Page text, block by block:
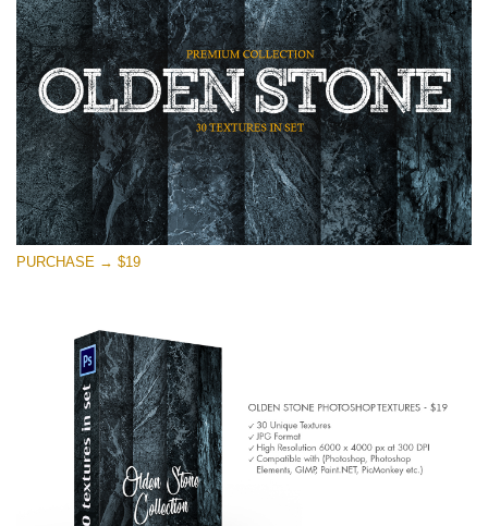
Olden Stone
(30 Textures)
Large 6000*4000px
Entire Collection
(1783 Overlays)
Large 6000*4000px
ดาวน์โหลดฟรี
PURCHASE → $19